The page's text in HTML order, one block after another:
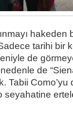
hakeden
tarihi bir
de
de
Tabii Como’yu
seyahatine